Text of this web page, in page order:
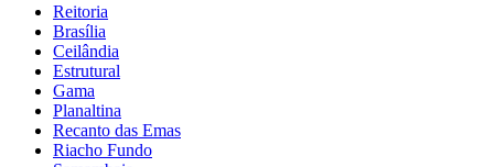
Reitoria
Brasília
Ceilândia
Estrutural
Gama
Planaltina
Recanto das Emas
Riacho Fundo